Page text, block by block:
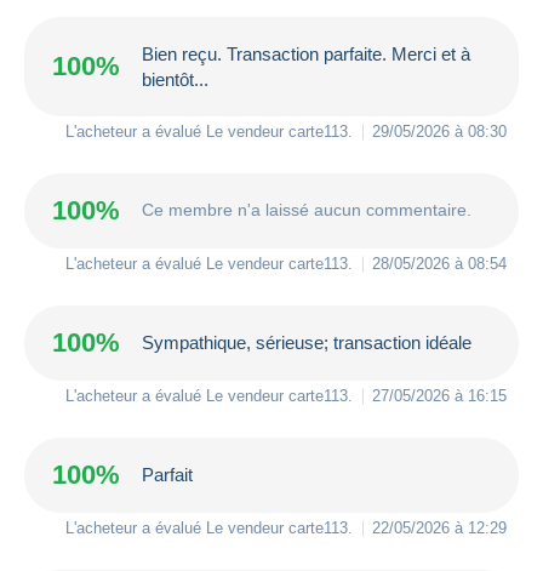
100%
Bien reçu. Transaction parfaite. Merci et à
bientôt...
L'acheteur a évalué Le vendeur carte113 29/05/2026 à 08:30
100% Ce membre n'a laissé aucun commentaire.
L'acheteur a évalué Le vendeur carte113 28/05/2026 à 08:54
100% Sympathique, sérieuse; transaction idéale
L'acheteur a évalué Le vendeur carte113 27/05/2026 à 16:15
100% Parfait
L'acheteur a évalué Le vendeur carte113 22/05/2026 à 12:29